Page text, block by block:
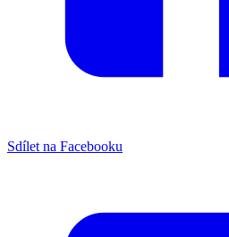
Sdílet na Facebooku